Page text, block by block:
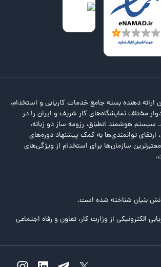
ارائه دهنده بسته جامع خدمات کاریابی و استخدام،
مختلف نمایشگاه‌های کار شریف و ایران را در
سیستم هوشمند انطباق، رزومه ساز دو زبانه،
توانمندی‌ها به کمک پیشنهاد دوره‌های
سازمان‌ها برای استخدام از ویژگی‌های
بنیان شناخته شده است.
الکترونیکی از وزارت کار، تعاون و رفاه اجتماعی